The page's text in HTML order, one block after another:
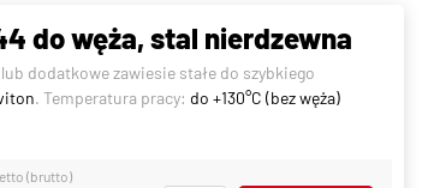
do węża, stal nierdzewna
dodatkowe zawiesie stałe do szybkiego
. Temperatura pracy: do +130°C (bez węża)
(brutto)